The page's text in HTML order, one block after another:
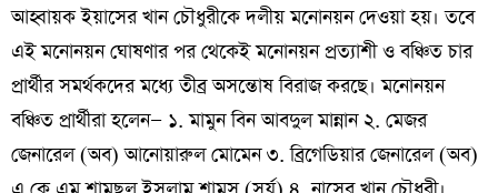
আহ্বায়ক ইয়াসের খান চৌধুরীকে দলীয় মনোনয়ন দেওয়া হয়। তবে
এই মনোনয়ন ঘোষণার পর থেকেই মনোনয়ন প্রত্যাশী ও বঞ্চিত চার
প্রার্থীর সমর্থকদের মধ্যে তীব্র অসন্তোষ বিরাজ করছে। মনোনয়ন
বঞ্চিত প্রার্থীরা হলেন— ১. মামুন বিন আবদুল মান্নান ২. মেজর
জেনারেল (অব) আনোয়ারুল মোমেন ৩. ব্রিগেডিয়ার জেনারেল (অব)